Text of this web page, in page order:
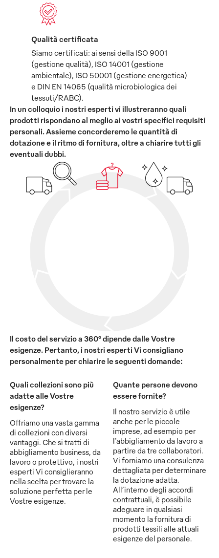
Qualità certificata
Siamo certificati: ai sensi della ISO 9001
(gestione qualità), ISO 14001 (gestione
ambientale), ISO 50001 (gestione energetica)
e DIN EN 14065 (qualità microbiologica dei
tessuti/RABC).
In un colloquio i nostri esperti vi illustreranno quali
prodotti rispondano al meglio ai vostri specifici requisiti
personali. Assieme concorderemo le quantità di
dotazione e il ritmo di fornitura, oltre a chiarire tutti gli
eventuali dubbi.
Il costo del servizio a 360° dipende dalle Vostre
esigenze. Pertanto, i nostri esperti Vi consigliano
personalmente per chiarire le seguenti domande:
Quali collezioni sono più
adatte alle Vostre
esigenze?
Offriamo una vasta gamma
di collezioni con diversi
vantaggi. Che si tratti di
abbigliamento business, da
lavoro o protettivo, i nostri
esperti Vi consiglieranno
nella scelta per trovare la
soluzione perfetta per le
Vostre esigenze.
Quante persone devono
essere fornite?
Il nostro servizio è utile
anche per le piccole
imprese, ad esempio per
l'abbigliamento da lavoro a
partire da tre collaboratori.
Vi forniamo una consulenza
dettagliata per determinare
la dotazione adatta.
All’interno degli accordi
contrattuali, è possibile
adeguare in qualsiasi
momento la fornitura di
prodotti tessili alle attuali
esigenze del personale.